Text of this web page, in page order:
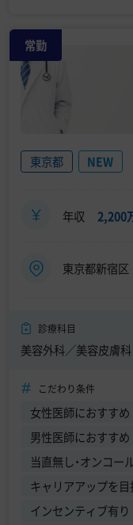
常勤
東京都 NEW
年収 2,200
東京都新宿区
診療科目
美容外科／美容皮膚科
こだわり条件
女性医師におすすめ
男性医師におすすめ
当直無し・オンコー
キャリアアップを目
インセンティブ有り